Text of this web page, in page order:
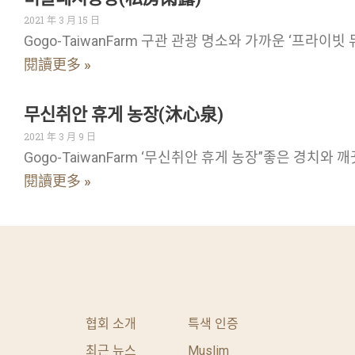
2021 年 3 月 15 日
Gogo-TaiwanFarm 구관 관광 명소와 가까운 ‘프라이빗
閱讀更多 »
무신취안 휴게 농장(沐心泉)
2021 年 3 月 9 日
Gogo-TaiwanFarm ‘무신취안 휴게 농장”좋은 경치와 깨
閱讀更多 »
협회 소개
최근 뉴스
특색 인증
Muslim